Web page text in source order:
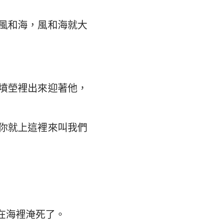
和海，風和海就大
塋裡出來迎著他，
就上這裡來叫我們
裡淹死了。